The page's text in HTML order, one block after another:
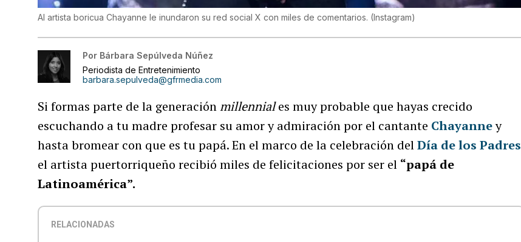
Al artista boricua Chayanne le inundaron su red social X con miles de comentarios. (Instagram)
Por Bárbara Sepúlveda Núñez
Periodista de Entretenimiento
barbara.sepulveda@gfrmedia.com
Si formas parte de la generaciónmillenniales muy probable que hayas crecido
escuchando a tu madre profesar su amor y admiración por el cantante Chayanney
hasta bromear con que es tu papá. En el marco de la celebración delDía de los Padres
el artista puertorriqueño recibió miles de felicitaciones por ser el “papá de
Latinoamérica”.
RELACIONADAS